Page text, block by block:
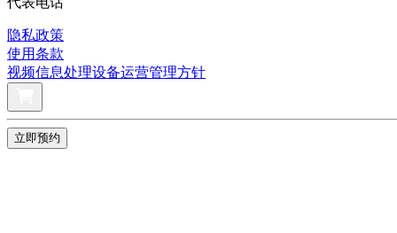
隐私政策
使用条款
视频信息处理设备运营管理方针
立即预约